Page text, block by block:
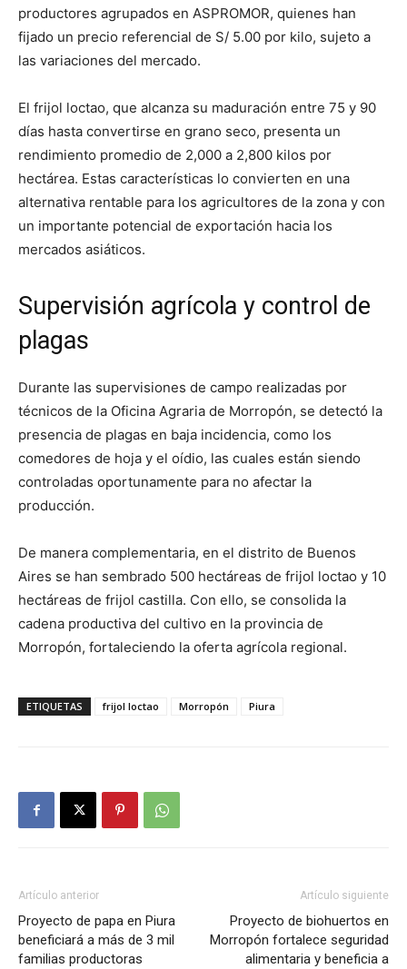
productores agrupados en ASPROMOR, quienes han
fijado un precio referencial de S/ 5.00 por kilo, sujeto a
las variaciones del mercado.
El frijol loctao, que alcanza su maduración entre 75 y 90
días hasta convertirse en grano seco, presenta un
rendimiento promedio de 2,000 a 2,800 kilos por
hectárea. Estas características lo convierten en una
alternativa rentable para los agricultores de la zona y con
un importante potencial de exportación hacia los
mercados asiáticos.
Supervisión agrícola y control de
plagas
Durante las supervisiones de campo realizadas por
técnicos de la Oficina Agraria de Morropón, se detectó la
presencia de plagas en baja incidencia, como los
comedores de hoja y el oídio, las cuales están siendo
controladas oportunamente para no afectar la
producción.
De manera complementaria, en el distrito de Buenos
Aires se han sembrado 500 hectáreas de frijol loctao y 10
hectáreas de frijol castilla. Con ello, se consolida la
cadena productiva del cultivo en la provincia de
Morropón, fortaleciendo la oferta agrícola regional.
ETIQUETAS frijol loctao Morropón Piura
Artículo anterior
Proyecto de papa en Piura
beneficiará a más de 3 mil
familias productoras
Artículo siguiente
Proyecto de biohuertos en
Morropón fortalece seguridad
alimentaria y beneficia a